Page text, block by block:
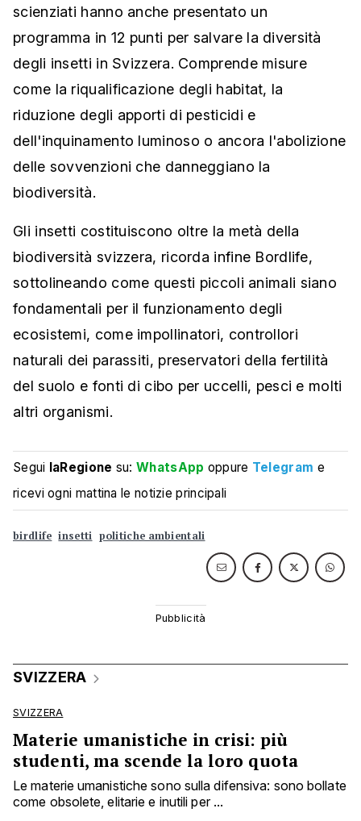
scienziati hanno anche presentato un
programma in 12 punti per salvare la diversità
degli insetti in Svizzera. Comprende misure
come la riqualificazione degli habitat, la
riduzione degli apporti di pesticidi e
dell'inquinamento luminoso o ancora l'abolizione
delle sovvenzioni che danneggiano la
biodiversità.
Gli insetti costituiscono oltre la metà della
biodiversità svizzera, ricorda infine Bordlife,
sottolineando come questi piccoli animali siano
fondamentali per il funzionamento degli
ecosistemi, come impollinatori, controllori
naturali dei parassiti, preservatori della fertilità
del suolo e fonti di cibo per uccelli, pesci e molti
altri organismi.
Segui laRegione su:WhatsApp oppure Telegram e
ricevi ogni mattina le notizie principali
birdlife insetti politiche ambientali
SVIZZERA
SVIZZERA
Materie umanistiche in crisi: più
studenti, ma scende la loro quota
Le materie umanistiche sono sulla difensiva: sono bollate
come obsolete, elitarie e inutili per ...